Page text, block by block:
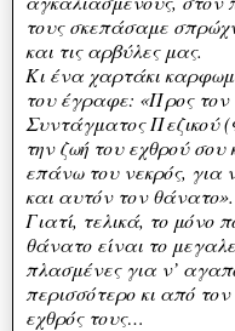
τους σκεπάσαμε
και τις αρβύλες μας.
Κι ένα χαρτάκι
του έγραφε: «Προς τον
Συντάγματος Πεζικού
την ζωή του εχθρού σου
επάνω του νεκρός, για
και αυτόν τον θάνατο».
Γιατί, τελικά, το μόνο
θάνατο είναι το
πλασμένες για ν’
περισσότερο κι από
εχθρός τους…